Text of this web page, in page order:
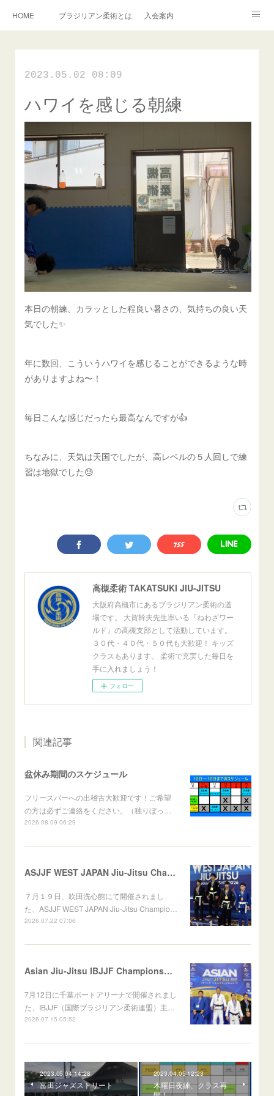
HOME ブラジリアン柔術とは 入会案内
English Information 過去の写真集
アメブロ 旧ブログ Instagram
2023.05.02 08:09
ハワイを感じる朝練
本日の朝練、カラッとした程良い暑さの、気持ちの良い天
気でした✨
年に数回、こういうハワイを感じることができるような時
がありますよね〜！
毎日こんな感じだったら最高なんですが👍
ちなみに、天気は天国でしたが、高レベルの５人回しで練
習は地獄でした😓
高槻柔術 TAKATSUKI JIU-JITSU
大阪府高槻市にあるブラジリアン柔術の道
場です。 大賀幹夫先生率いる『ねわざワー
ルド』の高槻支部として活動しています。
３０代・４０代・５０代も大歓迎！ キッズ
クラスもあります。 柔術で充実した毎日を
手に入れましょう！
フォロー
関連記事
盆休み期間のスケジュール
フリースパーへの出稽古大歓迎です！ご希望
の方は必ずご連絡をください。（独りぼっ…
2026.08.09 06:29
ASJJF WEST JAPAN Jiu-Jitsu Championship
７月１９日、吹田洗心館にて開催されまし
た、ASJJF WEST JAPAN Jiu-Jitsu Champio…
2026.07.22 07:06
Asian Jiu-Jitsu IBJJF Championship 2026
7月12日に千葉ポートアリーナで開催されまし
た、IBJJF（国際ブラジリアン柔術連盟）主…
2026.07.15 05:52
2023.05.04 14:28
富田ジャズストリート
2023.04.05 12:23
木曜日夜練、クラス再